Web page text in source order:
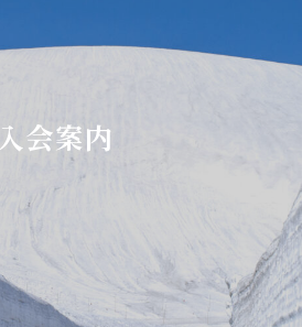
入会案内